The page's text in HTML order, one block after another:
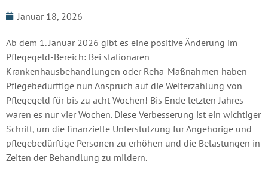
Januar 18, 2026
Ab dem 1. Januar 2026 gibt es eine positive Änderung im
Pflegegeld-Bereich: Bei stationären
Krankenhausbehandlungen oder Reha-Maßnahmen haben
Pflegebedürftige nun Anspruch auf die Weiterzahlung von
Pflegegeld für bis zu acht Wochen! Bis Ende letzten Jahres
waren es nur vier Wochen. Diese Verbesserung ist ein wichtiger
Schritt, um die finanzielle Unterstützung für Angehörige und
pflegebedürftige Personen zu erhöhen und die Belastungen in
Zeiten der Behandlung zu mildern.